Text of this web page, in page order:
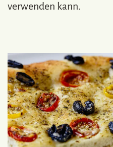
verwenden kann.